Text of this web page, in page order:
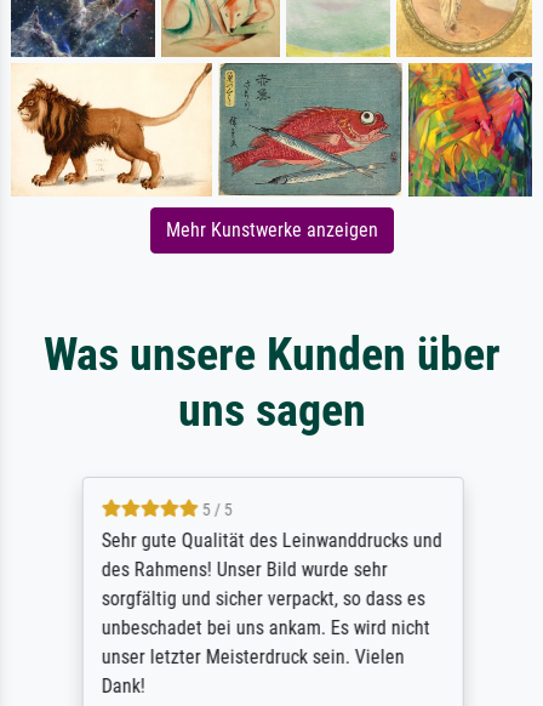
Mehr Kunstwerke anzeigen
Was unsere Kunden über
uns sagen
5 / 5
Sehr gute Qualität des Leinwanddrucks und
des Rahmens! Unser Bild wurde sehr
sorgfältig und sicher verpackt, so dass es
unbeschadet bei uns ankam. Es wird nicht
unser letzter Meisterdruck sein. Vielen
Dank!